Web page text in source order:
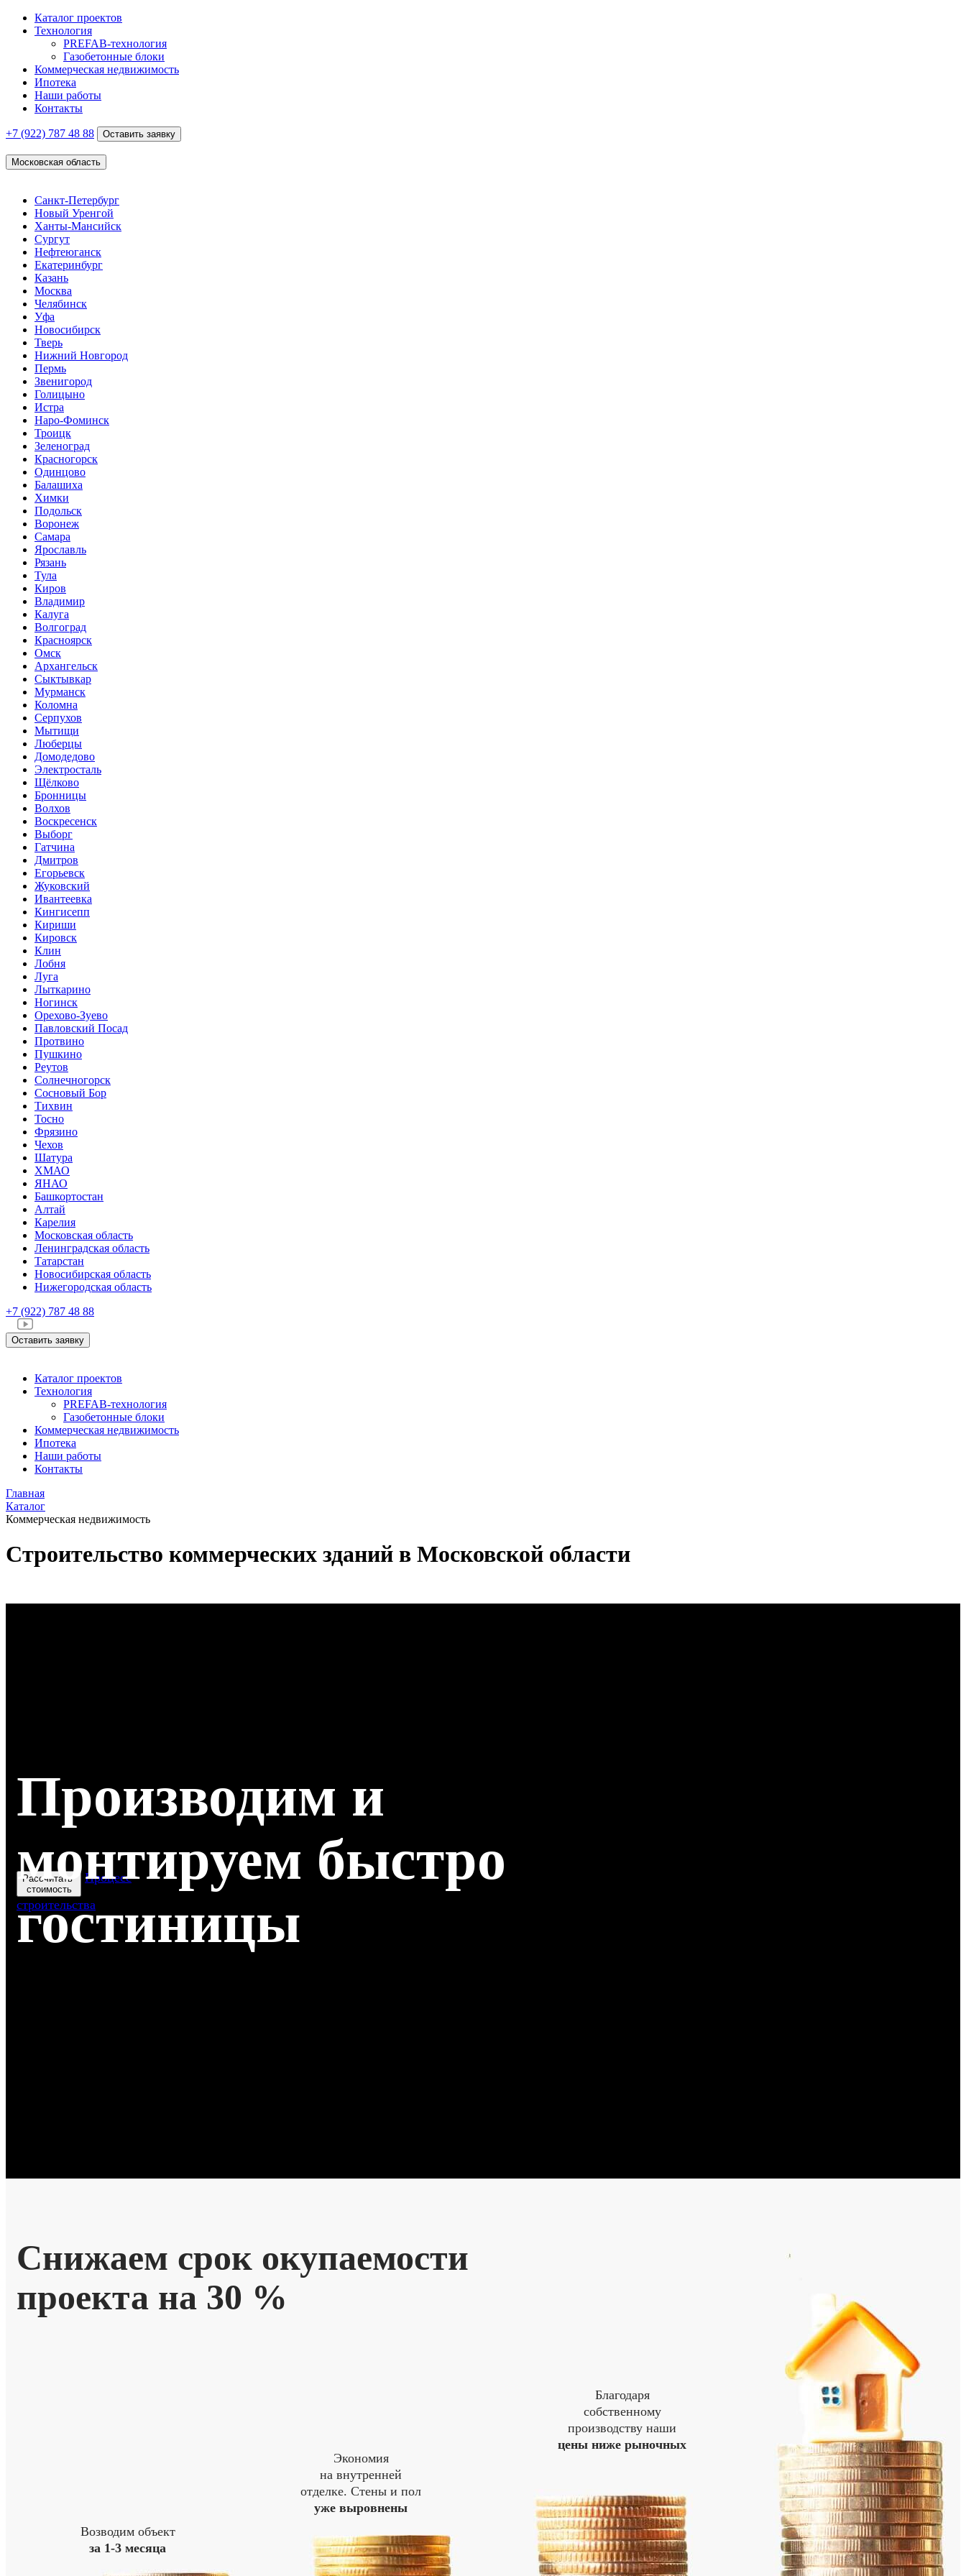
Каталог проектов
Технология
PREFAB-технология
Газобетонные блоки
Коммерческая недвижимость
Ипотека
Наши работы
Контакты
+7 (922) 787 48 88 Оставить заявку
Московская область
Санкт-Петербург
Новый Уренгой
Ханты-Мансийск
Сургут
Нефтеюганск
Екатеринбург
Казань
Москва
Челябинск
Уфа
Новосибирск
Тверь
Нижний Новгород
Пермь
Звенигород
Голицыно
Истра
Наро-Фоминск
Троицк
Зеленоград
Красногорск
Одинцово
Балашиха
Химки
Подольск
Воронеж
Самара
Ярославль
Рязань
Тула
Киров
Владимир
Калуга
Волгоград
Красноярск
Омск
Архангельск
Сыктывкар
Мурманск
Коломна
Серпухов
Мытищи
Люберцы
Домодедово
Электросталь
Щёлково
Бронницы
Волхов
Воскресенск
Выборг
Гатчина
Дмитров
Егорьевск
Жуковский
Ивантеевка
Кингисепп
Кириши
Кировск
Клин
Лобня
Луга
Лыткарино
Ногинск
Орехово-Зуево
Павловский Посад
Протвино
Пушкино
Реутов
Солнечногорск
Сосновый Бор
Тихвин
Тосно
Фрязино
Чехов
Шатура
ХМАО
ЯНАО
Башкортостан
Алтай
Карелия
Московская область
Ленинградская область
Татарстан
Новосибирская область
Нижегородская область
+7 (922) 787 48 88
Оставить заявку
Каталог проектов
Технология
PREFAB-технология
Газобетонные блоки
Коммерческая недвижимость
Ипотека
Наши работы
Контакты
Главная
Каталог
Коммерческая недвижимость
Строительство коммерческих зданий в Московской области
гостиницы
Производим и
монтируем быстро
Рассчитать
стоимость
Процесс
строительства
Снижаем срок окупаемости
проекта на 30 %
Возводим объект
за 1-3 месяца
Экономия
на внутренней
отделке. Стены и пол
уже выровнены
Благодаря
собственному
производству наши
цены ниже рыночных